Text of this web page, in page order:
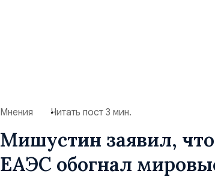
Мнения Читать пост 3 мин.
Мишустин заявил,
ЕАЭС обогнал